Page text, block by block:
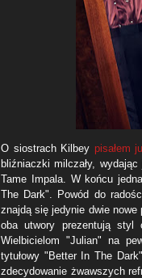
O siostrach Kilbey pisałem
bliźniaczki milczały,
Tame Impala. W końcu
The Dark". Powód do
znajdą się jedynie dwie
oba utwory prezentują styl
Wielbicielom "Julian" na
tytułowy "Better In The
zdecydowanie żwawszych